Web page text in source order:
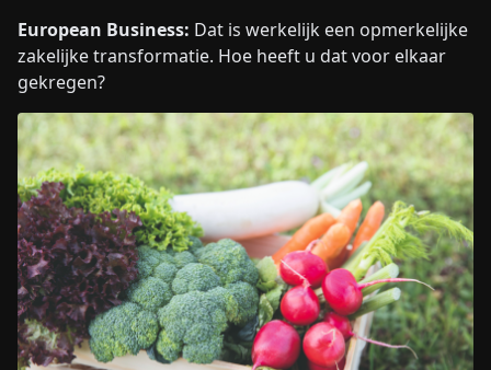
European Business: Dat is werkelijk een opmerkelijke
zakelijke transformatie. Hoe heeft u dat voor elkaar
gekregen?